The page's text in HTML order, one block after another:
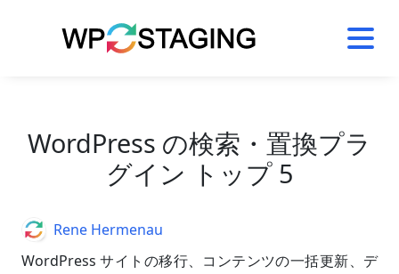
WordPress の検索・置換プラ
グイン トップ 5
WordPress サイトの移行、コンテンツの一括更新、デ
AuthorRene Hermenau